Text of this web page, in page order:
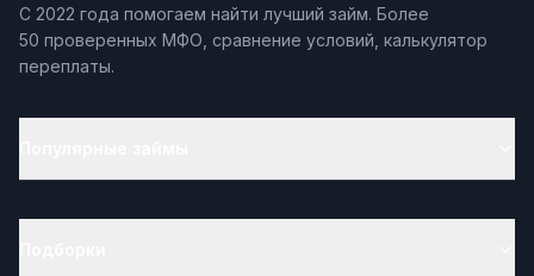
С 2022 года помогаем найти лучший займ. Более
50 проверенных МФО, сравнение условий, калькулятор
переплаты.